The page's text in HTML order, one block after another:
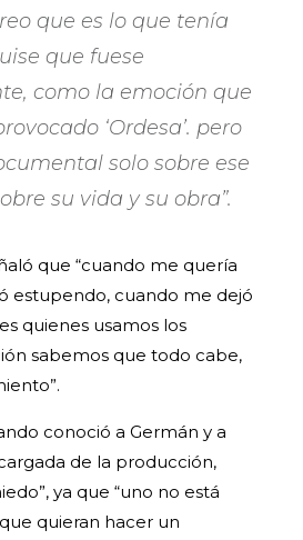
que es lo que tenía
que fuese
como la emoción que
‘Ordesa’. pero
solo sobre ese
su vida y su obra”.
que “cuando me quería
estupendo, cuando me dejó
quienes usamos los
sabemos que todo cabe,
conoció a Germán y a
de la producción,
ya que “uno no está
quieran hacer un